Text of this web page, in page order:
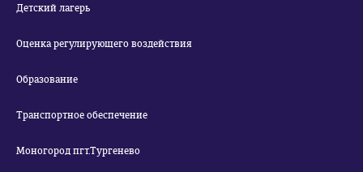
Детский лагерь
Оценка регулирующего воздействия
Образование
Транспортное обеспечение
Моногород пгт.Тургенево